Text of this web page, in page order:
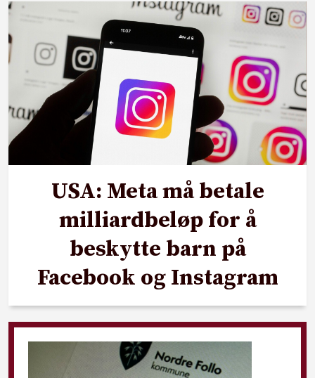
USA: Meta må betale
milliardbeløp for å
beskytte barn på
Facebook og Instagram